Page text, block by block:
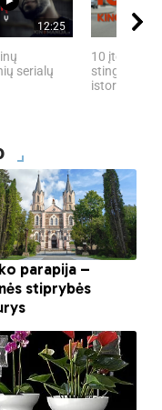
12:25
serialų
10 įtemptų,
stingdančių
istorijų